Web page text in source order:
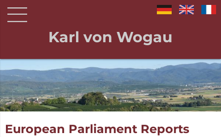
Karl von Wogau
European Parliament Reports